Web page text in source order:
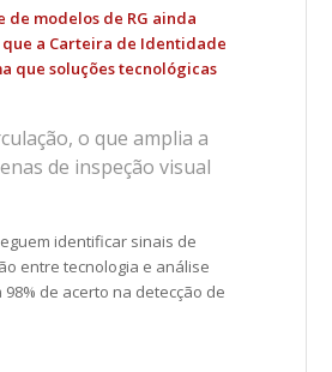
modelos de RG ainda
a Carteira de Identidade
que soluções tecnológicas
o que amplia a
de inspeção visual
identificar sinais de
entre tecnologia e análise
de acerto na detecção de